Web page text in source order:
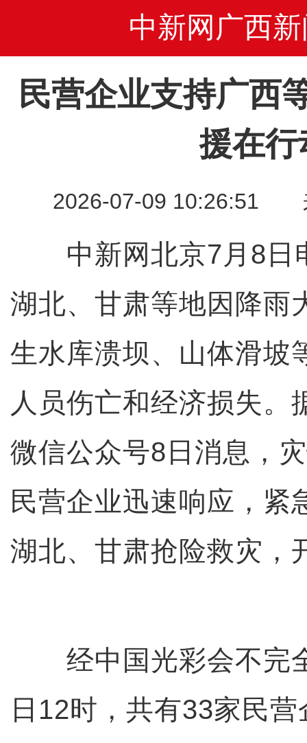
中新网广西新
民营企业支持广西
援在行
2026-07-09 10:26:51
中新网北京7月8日
湖北、甘肃等地因降雨
生水库溃坝、山体滑坡
人员伤亡和经济损失。
微信公众号8日消息，
民营企业迅速响应，紧
湖北、甘肃抢险救灾，
经中国光彩会不完
日12时，共有33家民